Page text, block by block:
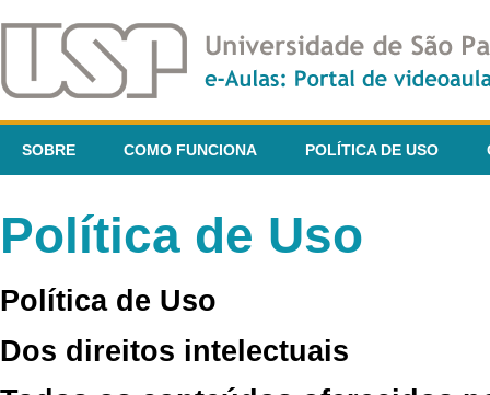
SOBRE COMO FUNCIONA POLÍTICA DE USO
Política de Uso
Política de Uso
Dos direitos intelectuais